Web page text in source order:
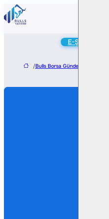
E-Şube
/Bulls Borsa Gündem